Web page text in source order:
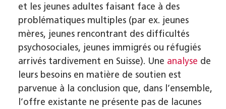
et les jeunes adultes faisant face à des
problématiques multiples (par ex. jeunes
mères, jeunes rencontrant des difficultés
psychosociales, jeunes immigrés ou réfugiés
arrivés tardivement en Suisse). Une analyse de
leurs besoins en matière de soutien est
parvenue à la conclusion que, dans l’ensemble,
l’offre existante ne présente pas de lacunes